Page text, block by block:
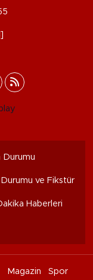
Durumu
Durumu ve Fikstür
Haberleri
Magazin
Spor